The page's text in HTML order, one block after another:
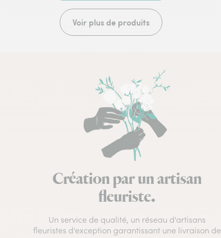
Voir plus de produits
Création par un artisan
fleuriste.
Un service de qualité, un réseau d'artisans
fleuristes d'exception garantissant une livraison de